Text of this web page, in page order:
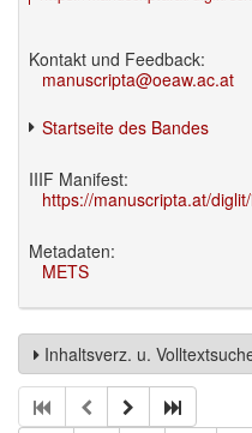
Kontakt und Feedback:
manuscripta@oeaw.ac.at
Startseite des Bandes
IIIF Manifest:
https://manuscripta.at/
Metadaten:
METS
Inhaltsverz. u.